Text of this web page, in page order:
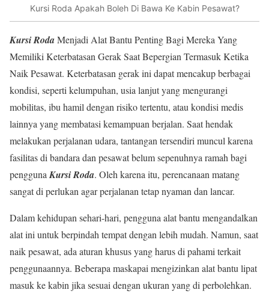
Kursi Roda Apakah Boleh Di Bawa Ke Kabin Pesawat?
Kursi RodaMenjadi Alat Bantu Penting Bagi Mereka Yang
Memiliki Keterbatasan Gerak Saat Bepergian Termasuk Ketika
Naik Pesawat. Keterbatasan gerak ini dapat mencakup berbagai
kondisi, seperti kelumpuhan, usia lanjut yang mengurangi
mobilitas, ibu hamil dengan risiko tertentu, atau kondisi medis
lainnya yang membatasi kemampuan berjalan. Saat hendak
melakukan perjalanan udara, tantangan tersendiri muncul karena
fasilitas di bandara dan pesawat belum sepenuhnya ramah bagi
pengguna Kursi Roda. Oleh karena itu, perencanaan matang
sangat di perlukan agar perjalanan tetap nyaman dan lancar.
Dalam kehidupan sehari-hari, pengguna alat bantu mengandalkan
alat ini untuk berpindah tempat dengan lebih mudah. Namun, saat
naik pesawat, ada aturan khusus yang harus di pahami terkait
penggunaannya. Beberapa maskapai mengizinkan alat bantu lipat
masuk ke kabin jika sesuai dengan ukuran yang di perbolehkan.